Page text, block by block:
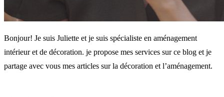
Bonjour! Je suis Juliette et je suis spécialiste en aménagement
intérieur et de décoration. je propose mes services sur ce blog et je
partage avec vous mes articles sur la décoration et l’aménagement.